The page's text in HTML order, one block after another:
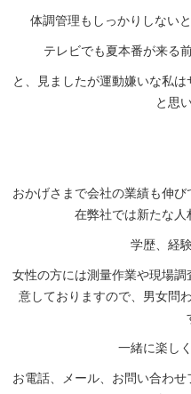
体調管理もしっかりしない
テレビでも夏本番が来る
と、見ましたが運動嫌いな私
と思
おかげさまで会社の業績も伸
在弊社では新たな人
学歴、経
女性の方には測量作業や現場
意しておりますので、男女問
一緒に楽し
お電話、メール、お問い合わ